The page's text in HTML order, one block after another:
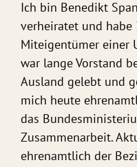
Ich bin Benedikt
verheiratet und
Miteigentümer einer
war lange Vorstand
Ausland gelebt und
mich heute
das
Zusammenarbeit.
ehrenamtlich der